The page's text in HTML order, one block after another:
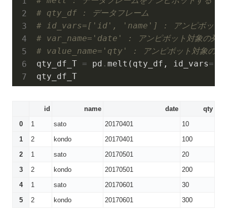
# qty_df : データフレーム
# id_vars=['id', 'name'] : アンピボットし
# var_name='date' : アンピボット対象の列名
# value_name='qty' : アンピボット対象の値
qty_df_T = pd . melt ( qty_df , id_vars=
qty_df_T
id name date
qty
0
1 sato 20170401
10
1
2 kondo 20170401
100
2
1 sato 20170501
20
3
2 kondo 20170501
200
4
1 sato 20170601
30
5
2 kondo 20170601 300